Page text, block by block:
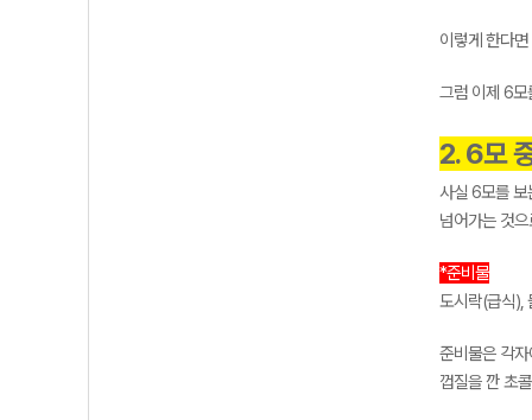
이렇게 한다
그럼 이제 6모
2. 6모
사실 6모를
넘어가는 것
*준비물
도시락(급식),
준비물은 각
껍질을 깐 초